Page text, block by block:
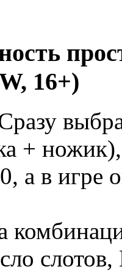
16+)
+ ножик),
а в игре
слотов,